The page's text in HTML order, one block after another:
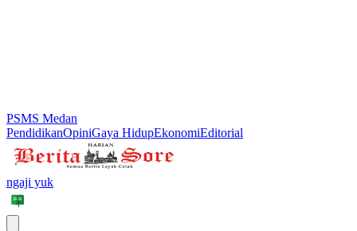
PSMS Medan
PendidikanOpiniGaya HidupEkonomiEditorial
ngaji yuk